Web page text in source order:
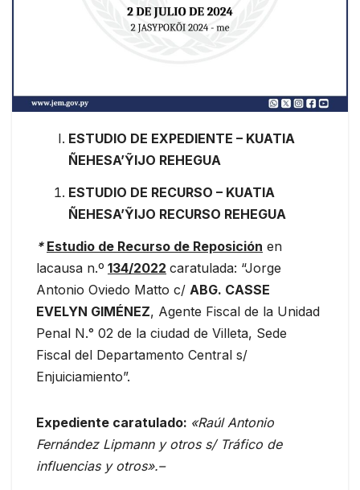
ESTUDIO DE EXPEDIENTE – KUATIA
ÑEHESA’ỸIJO REHEGUA
ESTUDIO DE RECURSO – KUATIA
ÑEHESA’ỸIJO RECURSO REHEGUA
* Estudio de Recurso de Reposición en
lacausa n.º 134/2022 caratulada: “Jorge
Antonio Oviedo Matto c/ ABG. CASSE
EVELYN GIMÉNEZ, Agente Fiscal de la Unidad
Penal N.° 02 de la ciudad de Villeta, Sede
Fiscal del Departamento Central s/
Enjuiciamiento”.
Expediente caratulado: «Raúl Antonio
Fernández Lipmann y otros s/ Tráfico de
influencias y otros».–